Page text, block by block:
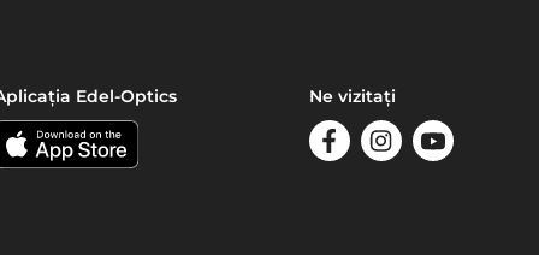
Edel-Optics Ne vizitați